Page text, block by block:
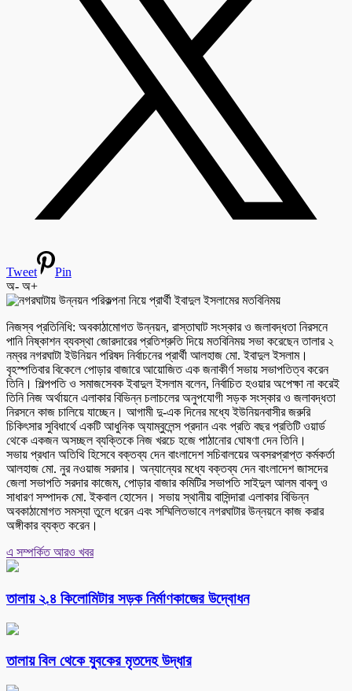
Tweet
Pin
অ- অ+
নিজস্ব প্রতিনিধি: অবকাঠামোগত উন্নয়ন, রাস্তাঘাট সংস্কার ও জলাবদ্ধতা নিরসনে
পানি নিষ্কাশন ব্যবস্থা জোরদারের প্রতিশ্রুতি দিয়ে মতবিনিময় সভা করেছেন তালার ২
নম্বর নগরঘাটা ইউনিয়ন পরিষদ নির্বাচনের প্রার্থী আলহাজ মো. ইবাদুল ইসলাম।
বৃহস্পতিবার বিকেলে পোড়ার বাজারে আয়োজিত এক জনাকীর্ণ সভায় সভাপতিত্ব করেন
তিনি। শিল্পপতি ও সমাজসেবক ইবাদুল ইসলাম বলেন, নির্বাচিত হওয়ার অপেক্ষা না করেই
তিনি নিজ অর্থায়নে এলাকার বিভিন্ন চলাচলের অনুপযোগী সড়ক সংস্কার ও জলাবদ্ধতা
নিরসনে কাজ চালিয়ে যাচ্ছেন। আগামী দু-এক দিনের মধ্যে ইউনিয়নবাসীর জরুরি
চিকিৎসার সুবিধার্থে একটি আধুনিক অ্যাম্বুলেন্স প্রদান এবং প্রতি বছর প্রতিটি ওয়ার্ড
থেকে একজন অসচ্ছল ব্যক্তিকে নিজ খরচে হজে পাঠানোর ঘোষণা দেন তিনি।
সভায় প্রধান অতিথি হিসেবে বক্তব্য দেন বাংলাদেশ সচিবালয়ের অবসরপ্রাপ্ত কর্মকর্তা
আলহাজ মো. নুর নওয়াজ সরদার। অন্যান্যের মধ্যে বক্তব্য দেন বাংলাদেশ জাসদের
জেলা সভাপতি সরদার কাজেম, পোড়ার বাজার কমিটির সভাপতি সাইদুল আলম বাবলু ও
সাধারণ সম্পাদক মো. ইকবাল হোসেন। সভায় স্থানীয় বাসিন্দারা এলাকার বিভিন্ন
অবকাঠামোগত সমস্যা তুলে ধরেন এবং সম্মিলিতভাবে নগরঘাটার উন্নয়নে কাজ করার
অঙ্গীকার ব্যক্ত করেন।
এ সম্পর্কিত আরও খবর
তালায় ২.৪ কিলোমিটার সড়ক নির্মাণকাজের উদ্বোধন
তালায় বিল থেকে যুবকের মৃতদেহ উদ্ধার